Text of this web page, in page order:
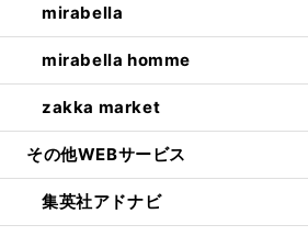
mirabella
mirabella homme
zakka market
その他WEBサービス
集英社アドナビ